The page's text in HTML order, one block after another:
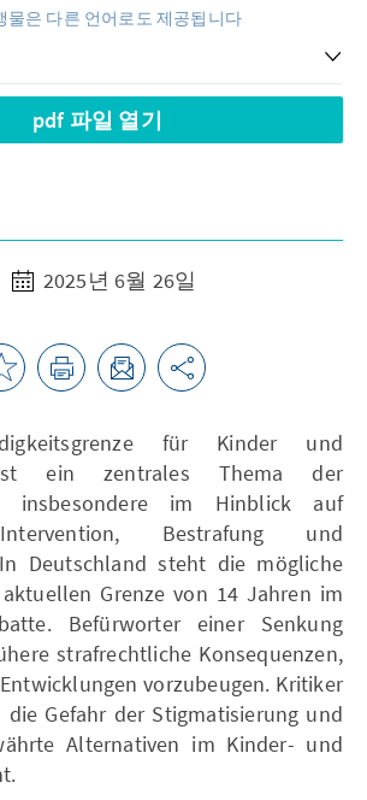
물은 다른 언어로도 제공됩니다
pdf 파일 열기
2025년 6월 26일
für Kinder und
ein zentrales Thema der
insbesondere im Hinblick auf
Bestrafung und
Deutschland steht die mögliche
Grenze von 14 Jahren im
Befürworter einer Senkung
strafrechtliche Konsequenzen,
vorzubeugen. Kritiker
die Gefahr der Stigmatisierung und
Alternativen im Kinder- und